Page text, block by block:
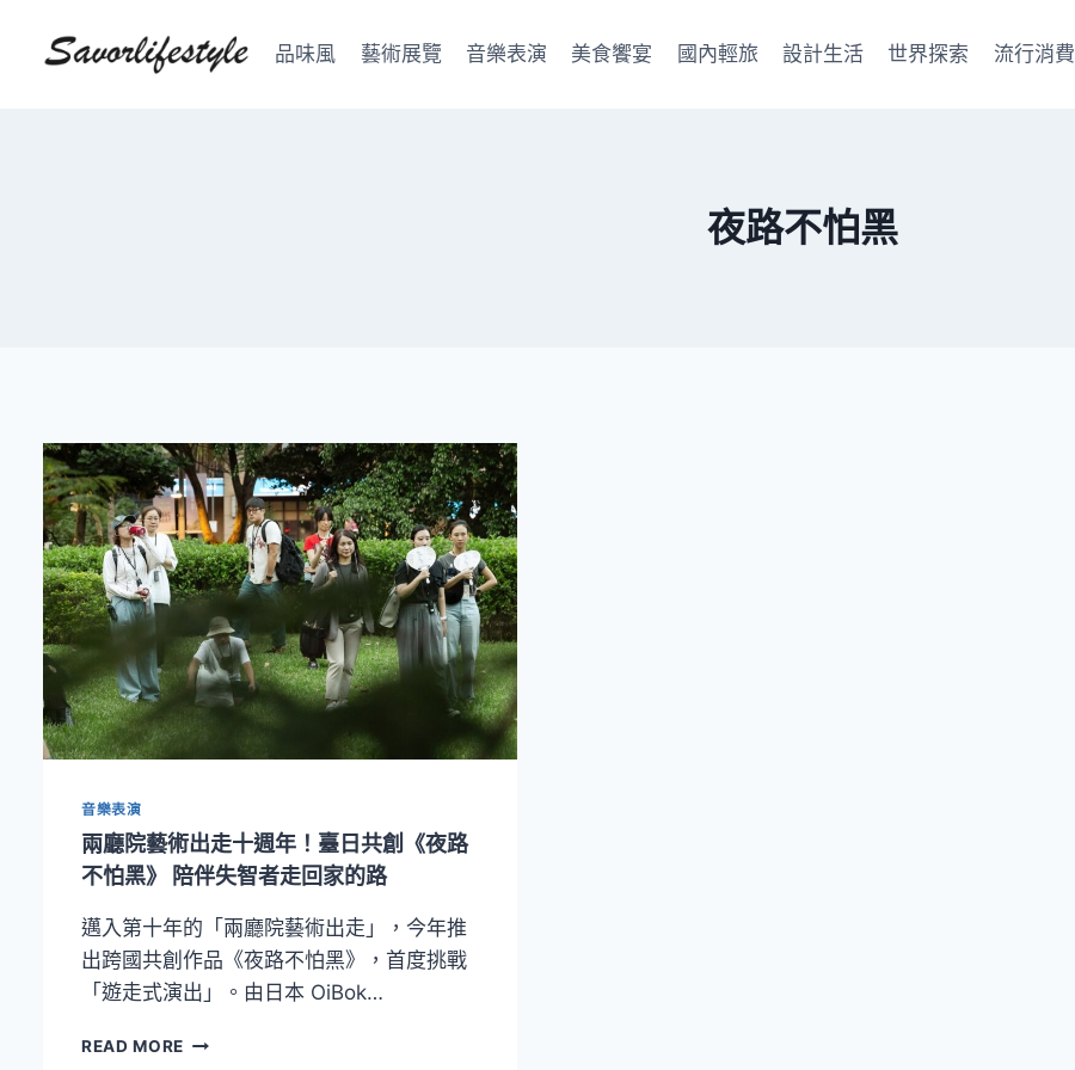
品味風 藝術展覽 音樂表演 美食饗宴 國內輕旅 設計生活 世界探索 流行消費
夜路不怕黑
音樂表演
兩廳院藝術出走十週年！臺日共創《夜路
不怕黑》 陪伴失智者走回家的路
邁入第十年的「兩廳院藝術出走」，今年推
出跨國共創作品《夜路不怕黑》，首度挑戰
「遊走式演出」。由日本 OiBok…
READ MORE